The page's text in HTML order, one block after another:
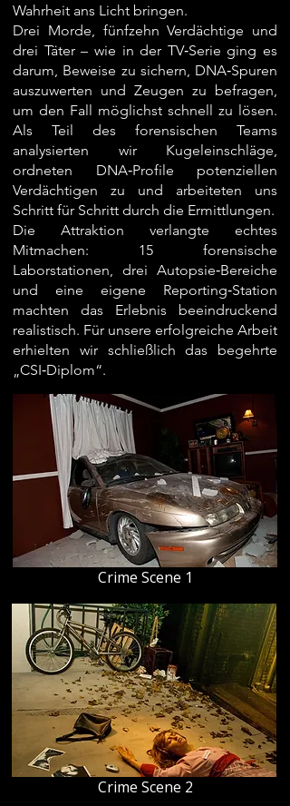
Wahrheit ans Licht bringen.
Drei Morde, fünfzehn Verdächtige und
drei Täter – wie in der TV‑Serie ging es
darum, Beweise zu sichern, DNA‑Spuren
auszuwerten und Zeugen zu befragen,
um den Fall möglichst schnell zu lösen.
Als Teil des forensischen Teams
analysierten wir Kugeleinschläge,
ordneten DNA‑Profile potenziellen
Verdächtigen zu und arbeiteten uns
Schritt für Schritt durch die Ermittlungen.
Die Attraktion verlangte echtes
Mitmachen: 15 forensische
Laborstationen, drei Autopsie‑Bereiche
und eine eigene Reporting‑Station
machten das Erlebnis beeindruckend
realistisch. Für unsere erfolgreiche Arbeit
erhielten wir schließlich das begehrte
„CSI‑Diplom“.
Crime Scene 1
Crime Scene 2